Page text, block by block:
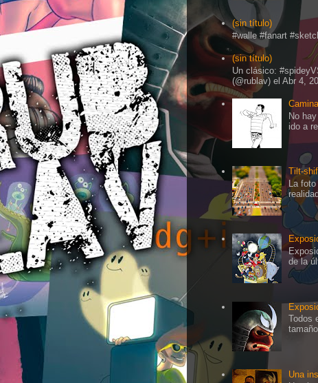
(sin título)
#walle #fanart
(sin título)
Un clásico:
(@rublav) el Abr 4,
No
ido a
Tilt-
La
de la
Todos
Una